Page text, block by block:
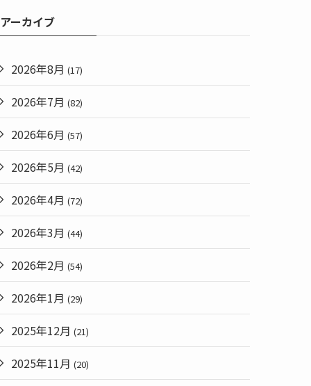
アーカイブ
2026年8月 (17)
2026年7月 (82)
2026年6月 (57)
2026年5月 (42)
2026年4月 (72)
2026年3月 (44)
2026年2月 (54)
2026年1月 (29)
2025年12月 (21)
2025年11月 (20)